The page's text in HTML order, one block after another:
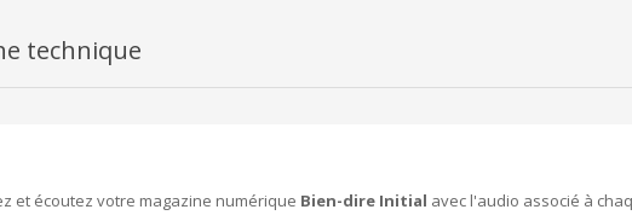
technique
et écoutez votre magazine numérique Bien-dire Initial avec l'audio associé à